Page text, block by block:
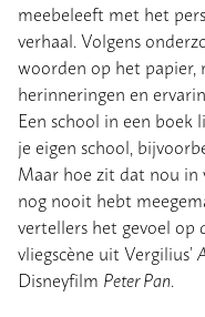
meebeleeft met het
verhaal. Volgens
woorden op het
herinneringen en
Een school in een
je eigen school,
Maar hoe zit dat nou in
nog nooit hebt
vertellers het gevoel op
vliegscène uit Vergilius’
Disneyfilm Peter Pan.